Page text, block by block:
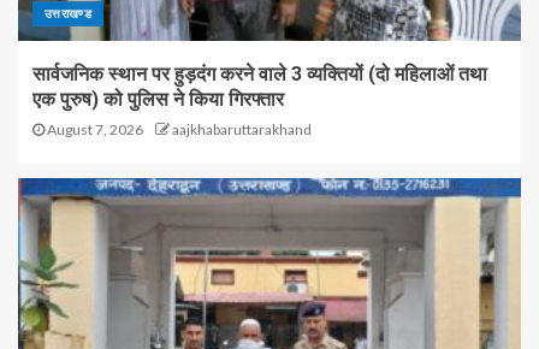
उत्तराखण्ड
सार्वजनिक स्थान पर हुड़दंग करने वाले 3 व्यक्तियों (दो महिलाओं तथा
एक पुरुष) को पुलिस ने किया गिरफ्तार
August 7, 2026 aajkhabaruttarakhand